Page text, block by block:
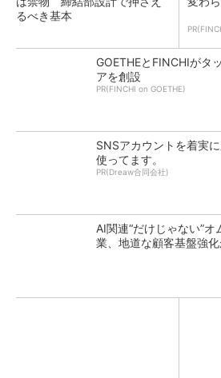
るべき基本
GOETHEとFINCHIがタ
アを創設
PR(FINCHI on GOETHE)
SNSアカウントを着実
使ってます。
PR(Dreaw合同会社)
AI関連“だけじゃない”
業、地道な顧客基盤強